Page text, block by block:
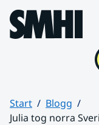
Hoppa till sidans
Start
Blogg
Julia tog norra